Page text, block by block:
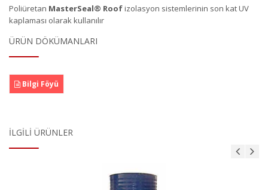
Poliüretan MasterSeal® Roofizolasyon sistemlerinin son kat UV
kaplaması olarak kullanılır
ÜRÜN DÖKÜMANLARI
Bilgi Föyü
İLGILI ÜRÜNLER